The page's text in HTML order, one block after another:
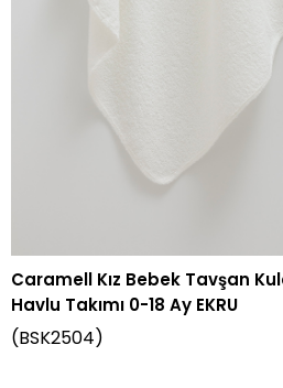
Caramell Kız Bebek Tavşan
Havlu Takımı 0-18 Ay EKRU
(BSK2504)